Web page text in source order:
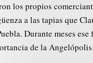
los propios
a las tapias que
Durante meses
de la Angelópolis.